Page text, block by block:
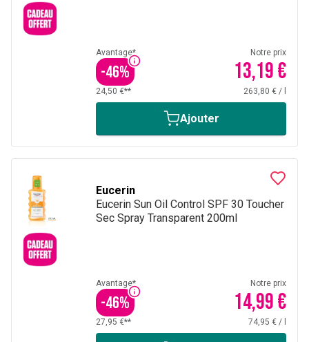
Avantage*
-46%
Notre prix
13,19 €
24,50 €** 263,80 € /
Ajouter
Eucerin
Eucerin Sun Oil Control SPF 30 Toucher
Sec Spray Transparent 200ml
Avantage*
-46%
Notre prix
14,99 €
27,95 €** 74,95 € /